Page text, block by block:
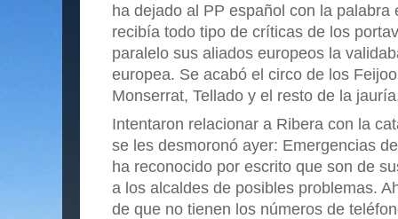
ha dejado al PP español con la
recibía todo tipo de críticas de los
paralelo sus aliados europeos la
europea. Se acabó el circo de los
Monserrat, Tellado y el resto de la
Intentaron relacionar a Ribera con la
se les desmoronó ayer: Emergencias
ha reconocido por escrito que son de
a los alcaldes de posibles problemas.
de que no tienen los números de